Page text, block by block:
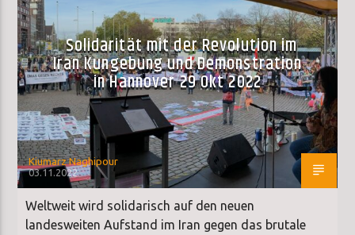
Solidarität mit der Revolution im
Iran Kungebung und Demonstration
in Hannover 29 Okt 2022
Kiumarz Naghipour
03.11.2022
Weltweit wird solidarisch auf den neuen
landesweiten Aufstand im Iran gegen das brutale